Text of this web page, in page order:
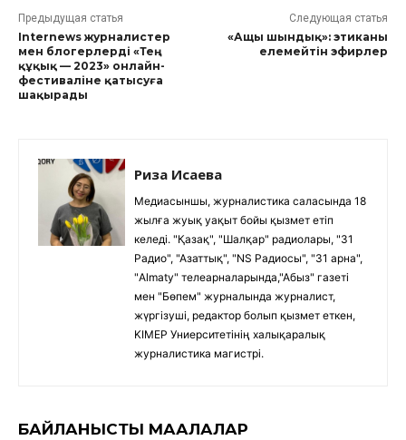
Предыдущая статья
Internews журналистер
мен блогерлерді «Тең
құқық — 2023» онлайн-
фестиваліне қатысуға
шақырады
Следующая статья
«Ащы шындық»: этиканы
елемейтін эфирлер
Риза Исаева
Медиасыншы, журналистика саласында 18
жылға жуық уақыт бойы қызмет етіп
келеді. "Қазақ", "Шалқар" радиолары, "31
Радио", "Азаттық", "NS Радиосы", "31 арна",
"Almaty" телеарналарында,"Абыз" газеті
мен "Бөпем" журналында журналист,
жүргізуші, редактор болып қызмет еткен,
KIMEP Униерситетінің халықаралық
журналистика магистрі.
БАЙЛАНЫСТЫ МАҚАЛАЛАР